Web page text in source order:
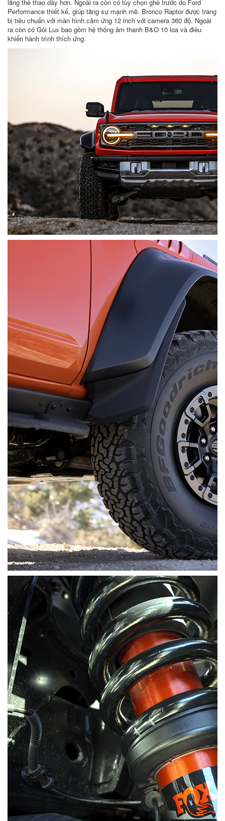
lăng thể thao dày hơn. Ngoài ra còn có tùy chọn ghế trước do Ford
Performance thiết kế, giúp tăng sự mạnh mẽ. Bronco Raptor được trang
bị tiêu chuẩn với màn hình cảm ứng 12 inch với camera 360 độ. Ngoài
ra còn có Gói Lux bao gồm hệ thống âm thanh B&O 10 loa và điều
khiển hành trình thích ứng.